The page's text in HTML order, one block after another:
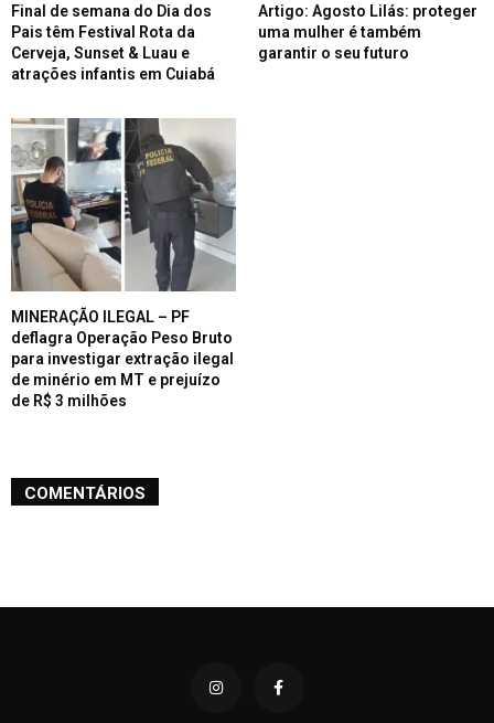
Final de semana do Dia dos
Pais têm Festival Rota da
Cerveja, Sunset & Luau e
atrações infantis em Cuiabá
Artigo: Agosto Lilás: proteger
uma mulher é também
garantir o seu futuro
MINERAÇÃO ILEGAL – PF
deflagra Operação Peso Bruto
para investigar extração ilegal
de minério em MT e prejuízo
de R$ 3 milhões
COMENTÁRIOS